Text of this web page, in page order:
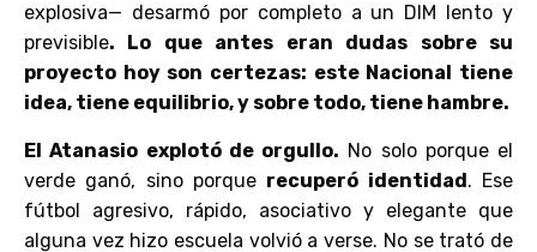
explosiva— desarmó por completo a un DIM lento y
previsible. Lo que antes eran dudas sobre su
proyecto hoy son certezas: este Nacional tiene
idea, tiene equilibrio, y sobre todo, tiene hambre.
El Atanasio explotó de orgullo. No solo porque el
verde ganó, sino porque recuperó identidad. Ese
fútbol agresivo, rápido, asociativo y elegante que
alguna vez hizo escuela volvió a verse. No se trató de